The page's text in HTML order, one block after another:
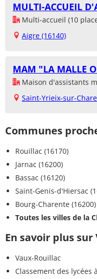
MULTI-ACCUEIL
Multi-accueil (10
Aigre (16140)
MAM "LA MALLE
Maison d'assistants
Saint-Yrieix-sur-
Communes
Rouillac (16170)
Jarnac (16200)
Bassac (16120)
Saint-Genis-d'Hiersac
Bourg-Charente (16200)
Toutes les villes de la
En savoir plus sur
Vaux-Rouillac
Classement des lycées